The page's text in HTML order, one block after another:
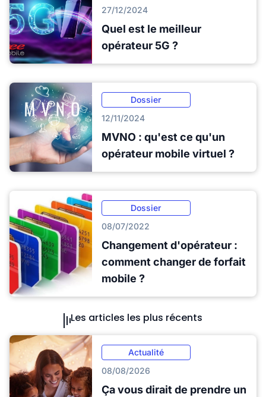
27/12/2024
Quel est le meilleur
opérateur 5G ?
Dossier
12/11/2024
MVNO : qu'est ce qu'un
opérateur mobile virtuel ?
Dossier
08/07/2022
Changement d'opérateur :
comment changer de forfait
mobile ?
Les articles les plus récents
Actualité
08/08/2026
Ça vous dirait de prendre un